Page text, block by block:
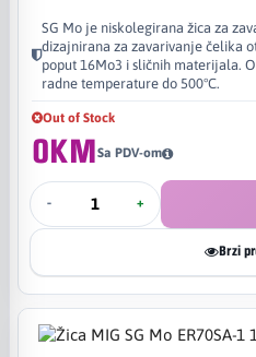
SG Mo je niskolegirana žica za
dizajnirana za zavarivanje čelika
poput 16Mo3 i sličnih materijala.
radne temperature do 500°C.
Out of Stock
0KMSa PDV-om
- +
Brzi